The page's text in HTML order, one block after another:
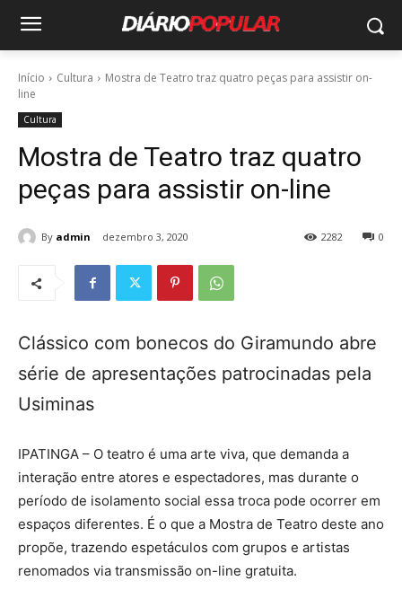
Início Cultura
Mostra de Teatro traz quatro peças para assistir on-
line
Cultura
Mostra de Teatro traz quatro
peças para assistir on-line
By admin dezembro 3, 2020 0
2282
Clássico com bonecos do Giramundo abre
série de apresentações patrocinadas pela
Usiminas
IPATINGA – O teatro é uma arte viva, que demanda a
interação entre atores e espectadores, mas durante o
período de isolamento social essa troca pode ocorrer em
espaços diferentes. É o que a Mostra de Teatro deste ano
propõe, trazendo espetáculos com grupos e artistas
renomados via transmissão on-line gratuita.